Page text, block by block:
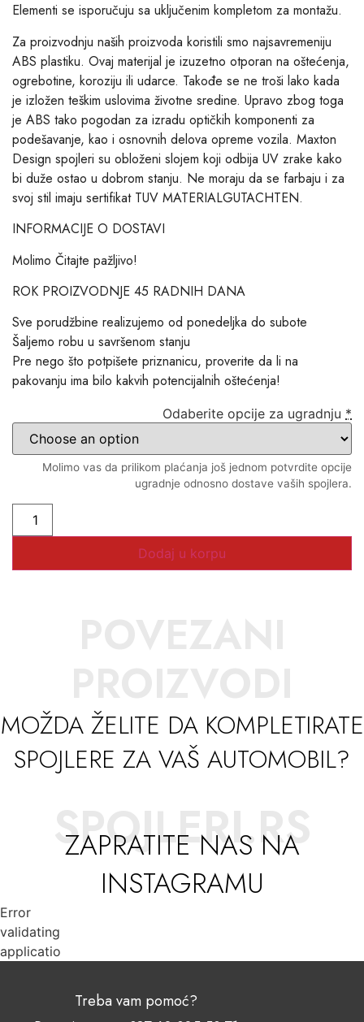
Elementi se isporučuju sa uključenim kompletom za montažu.
Za proizvodnju naših proizvoda koristili smo najsavremeniju
ABS plastiku. Ovaj materijal je izuzetno otporan na oštećenja,
ogrebotine, koroziju ili udarce. Takođe se ne troši lako kada
je izložen teškim uslovima životne sredine. Upravo zbog toga
je ABS tako pogodan za izradu optičkih komponenti za
podešavanje, kao i osnovnih delova opreme vozila. Maxton
Design spojleri su obloženi slojem koji odbija UV zrake kako
bi duže ostao u dobrom stanju. Ne moraju da se farbaju i za
svoj stil imaju sertifikat TUV MATERIALGUTACHTEN.
INFORMACIJE O DOSTAVI
Molimo Čitajte pažljivo!
ROK PROIZVODNJE 45 RADNIH DANA
Sve porudžbine realizujemo od ponedeljka do subote
Šaljemo robu u savršenom stanju
Pre nego što potpišete priznanicu, proverite da li na
pakovanju ima bilo kakvih potencijalnih oštećenja!
Odaberite opcije za ugradnju *
Molimo vas da prilikom plaćanja još jednom potvrdite opcije
ugradnje odnosno dostave vaših spojlera.
Dodaj u korpu
MOŽDA ŽELITE DA KOMPLETIRATE
SPOJLERE ZA VAŠ AUTOMOBIL?
SPOJLERI.RS
ZAPRATITE NAS NA
INSTAGRAMU
Error
validating
application
Treba vam pomoć?